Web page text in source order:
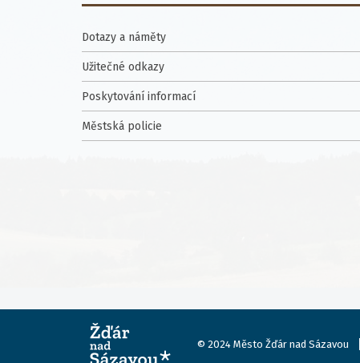
Dotazy a náměty
Užitečné odkazy
Poskytování informací
Městská policie
© 2024 Město Žďár nad Sázavou